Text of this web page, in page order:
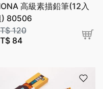
高級素描鉛筆(12入
) 80506
120
84